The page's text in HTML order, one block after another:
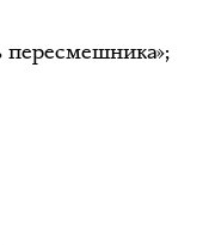
пересмешника»;